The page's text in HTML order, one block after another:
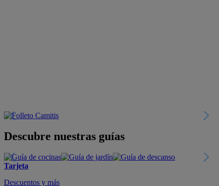
Descubre nuestras guías
Tarjeta
Descuentos y más